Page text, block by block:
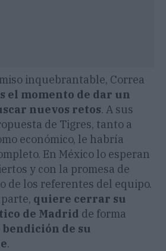
inquebrantable, Correa
el momento de dar un
nuevos retos. A sus
de Tigres, tanto a
económico, le habría
En México lo esperan
y con la promesa de
de los referentes del equipo.
quiere cerrar su
de Madrid de forma
bendición de su
.